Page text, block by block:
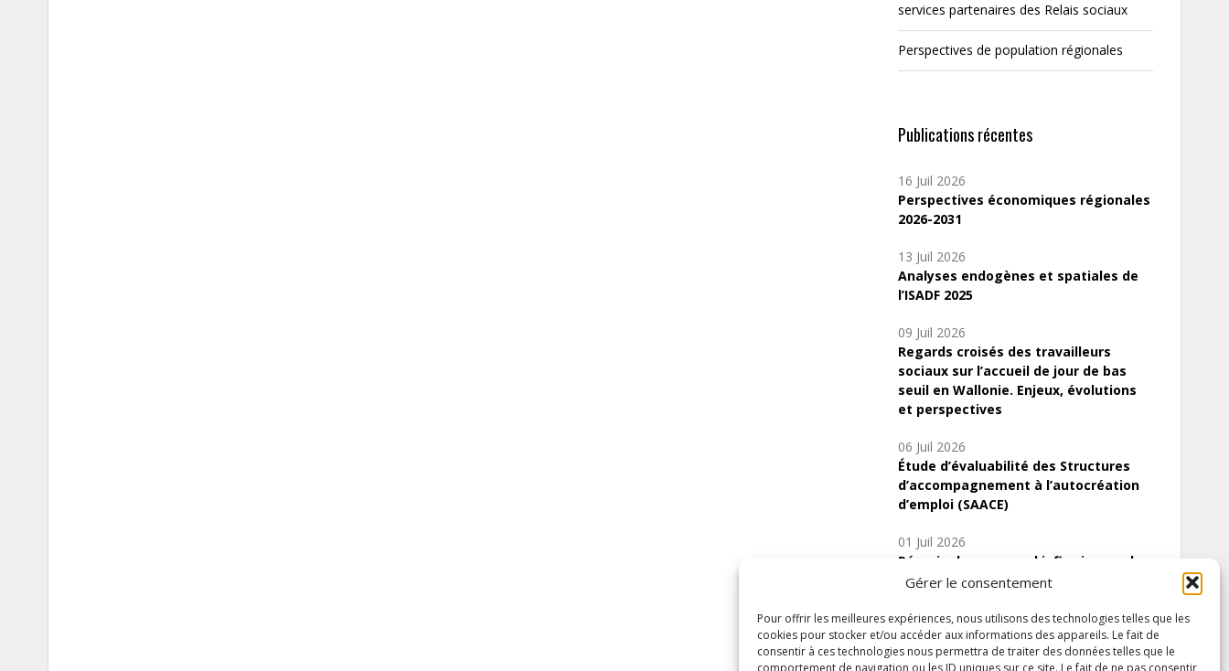
Gérer le consentement
Pour offrir les meilleures expériences, nous utilisons des technologies telles que les
cookies pour stocker et/ou accéder aux informations des appareils. Le fait de
consentir à ces technologies nous permettra de traiter des données telles que le
comportement de navigation ou les ID uniques sur ce site. Le fait de ne pas consentir
services partenaires des Relais sociaux
Perspectives de population régionales
Publications récentes
16 Juil 2026
Perspectives économiques régionales
2026-2031
13 Juil 2026
Analyses endogènes et spatiales de
l’ISADF 2025
09 Juil 2026
Regards croisés des travailleurs
sociaux sur l’accueil de jour de bas
seuil en Wallonie. Enjeux, évolutions
et perspectives
06 Juil 2026
Étude d’évaluabilité des Structures
d’accompagnement à l’autocréation
d’emploi (SAACE)
01 Juil 2026
Pénurie du personnel infirmier :quels
indicateurs d’offre de soins pour